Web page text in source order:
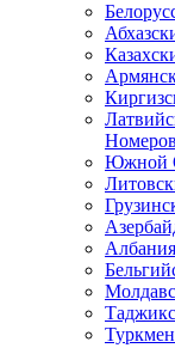
Номеров
Южной